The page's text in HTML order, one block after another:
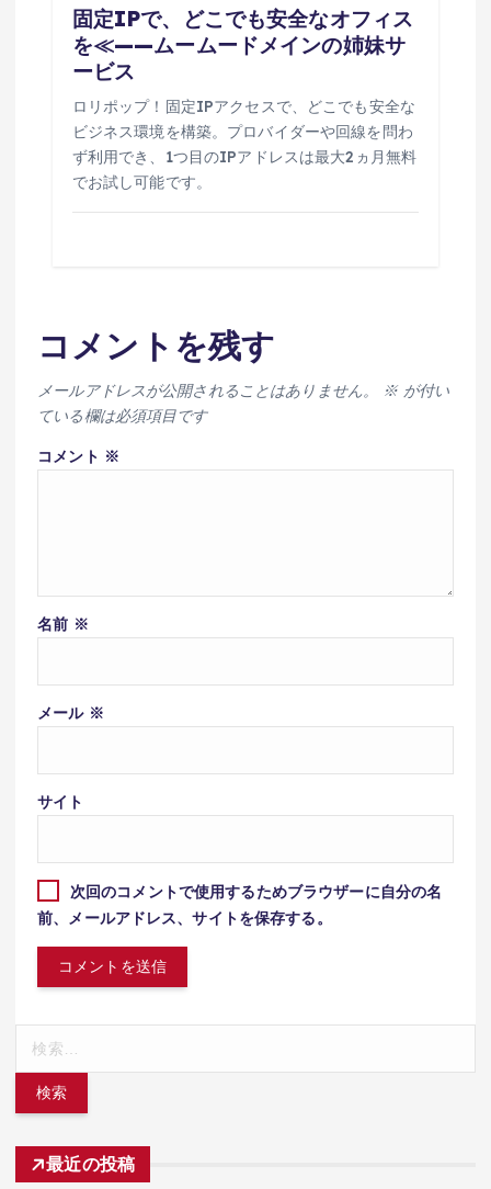
固定IPで、どこでも安全なオフィス
を≪——ムームードメインの姉妹サ
ービス
ロリポップ！固定IPアクセスで、どこでも安全な
ビジネス環境を構築。プロバイダーや回線を問わ
ず利用でき、1つ目のIPアドレスは最大2ヵ月無料
でお試し可能です。
コメントを残す
メールアドレスが公開されることはありません。 ※が付い
ている欄は必須項目です
コメント ※
名前 ※
メール ※
サイト
次回のコメントで使用するためブラウザーに自分の名
前、メールアドレス、サイトを保存する。
最近の投稿